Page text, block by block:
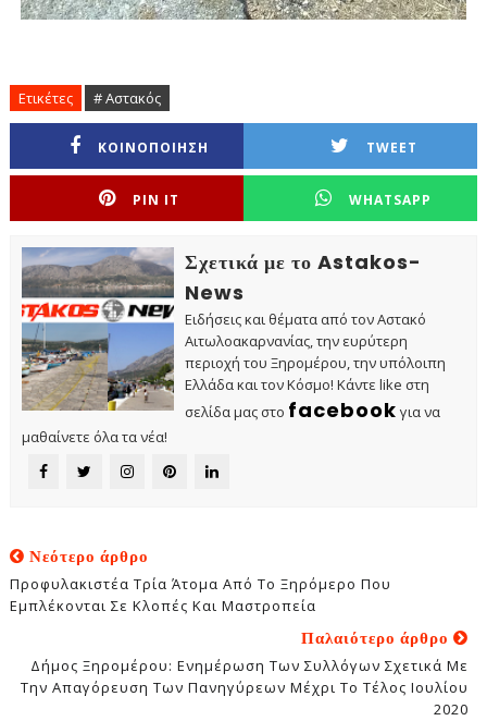
Ετικέτες # Αστακός
ΚΟΙΝΟΠΟΙΗΣΗ TWEET
PIN IT WHATSAPP
Σχετικά με το Astakos-
News
Ειδήσεις και θέματα από τον Αστακό
Αιτωλοακαρνανίας, την ευρύτερη
περιοχή του Ξηρομέρου, την υπόλοιπη
Ελλάδα και τον Κόσμο! Κάντε like στη
σελίδα μας στο facebook για να
μαθαίνετε όλα τα νέα!
Νεότερο άρθρο
Προφυλακιστέα Τρία Άτομα Από Το Ξηρόμερο Που
Εμπλέκονται Σε Κλοπές Και Μαστροπεία
Παλαιότερο άρθρο
Δήμος Ξηρομέρου: Ενημέρωση Των Συλλόγων Σχετικά Με
Την Απαγόρευση Των Πανηγύρεων Μέχρι Το Τέλος Ιουλίου
2020